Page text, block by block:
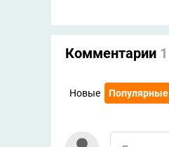
Комментарии 1
Новые Популярные